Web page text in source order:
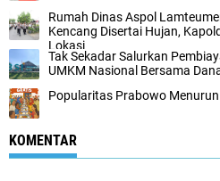
Rumah Dinas Aspol
Kencang Disertai Hujan,
Lokasi
Tak Sekadar Salurkan
UMKM Nasional Bersama
Popularitas Prabowo Menurun
KOMENTAR